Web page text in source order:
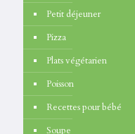
Petit déjeuner
Pizza
Plats végétarien
Poisson
Recettes pour bébé
Soupe